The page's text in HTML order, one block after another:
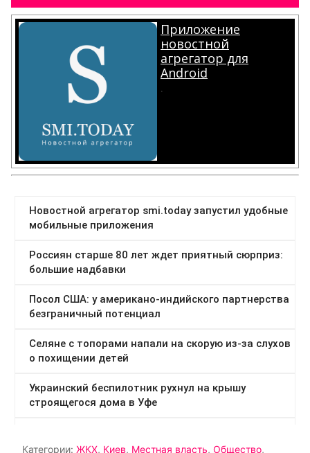
Приложение
новостной
агрегатор для
Android
.
Категории: ЖКХ, Киев, Местная власть, Общество,